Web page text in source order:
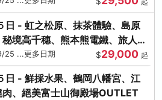
日 - 虹之松原、抹茶體驗、島原
境高千穗、熊本熊電鐵、旅人觀
25 ...更多日期 $29,000 起
日 - 鮮採水果、鶴岡八幡宮、江
、絕美富士山御殿場OUTLET